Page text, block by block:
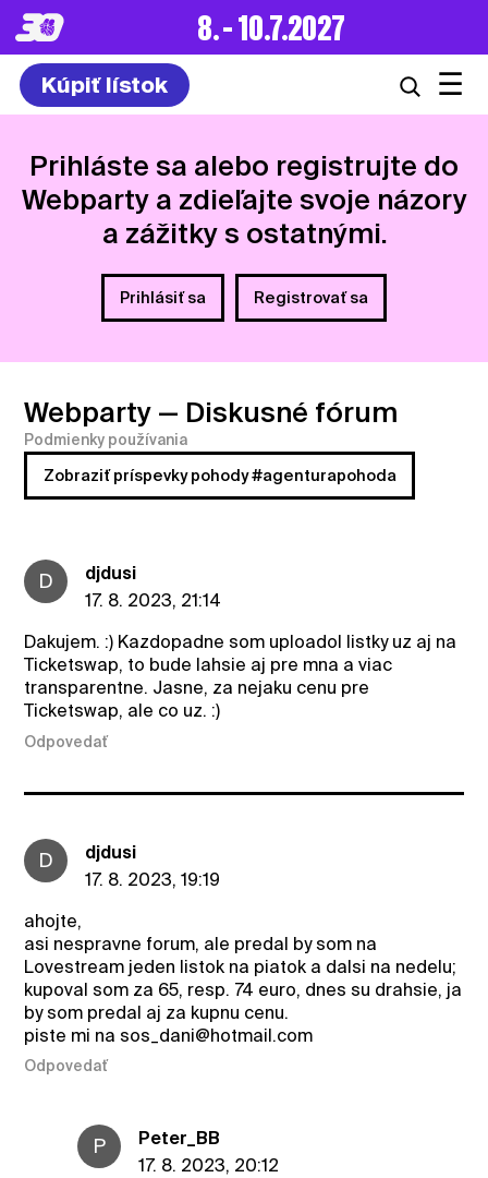
8. – 10.7.2027
Kúpiť lístok ☰
Prihláste sa alebo registrujte do
Webparty a zdieľajte svoje názory
a zážitky s ostatnými.
Prihlásiť sa Registrovať sa
Webparty — Diskusné fórum
Podmienky používania
Zobraziť príspevky pohody #agenturapohoda
D
djdusi
17. 8. 2023, 21:14
Dakujem. :) Kazdopadne som uploadol listky uz aj na
Ticketswap, to bude lahsie aj pre mna a viac
transparentne. Jasne, za nejaku cenu pre
Ticketswap, ale co uz. :)
Odpovedať
D
djdusi
17. 8. 2023, 19:19
ahojte,
asi nespravne forum, ale predal by som na
Lovestream jeden listok na piatok a dalsi na nedelu;
kupoval som za 65, resp. 74 euro, dnes su drahsie, ja
by som predal aj za kupnu cenu.
piste mi na sos_dani@hotmail.com
Odpovedať
P
Peter_BB
17. 8. 2023, 20:12